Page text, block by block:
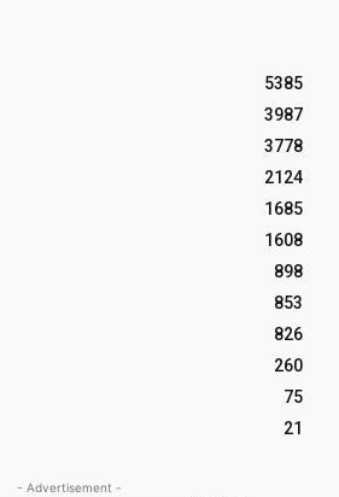
5385
3987
3778
2124
1685
1608
898
853
826
260
75
21
- Advertisement -